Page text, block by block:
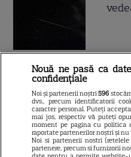
–
Nouă ne pasă ca
confidențiale
Noi și partenerii noștri596
dvs., precum identificatorii
caracter personal. Puteți
mai jos, respectiv vă puteți
moment pe pagina cu politica
raportate partenerilor noștri și nu
Noi si partenerii nostri
partenere, precum si furnizorii